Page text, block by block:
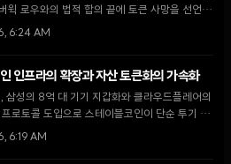
윅 로우와의 법적 합의 끝에 토큰 사망을 선언하
한다.
6:24 AM
인프라의 확장과 자산 토큰화의 가속화
성의 8억 대 기기 지갑화와 클라우드플레어의
로토콜 도입으로 스테이블코인이 단순 투기 수
벌 디지털 경제의 핵심 인프라로 자리 잡고 있
6:19 AM